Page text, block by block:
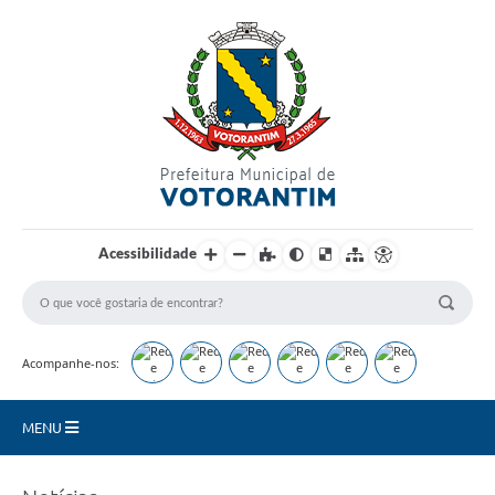
Acessibilidade
Acompanhe-nos:
MENU